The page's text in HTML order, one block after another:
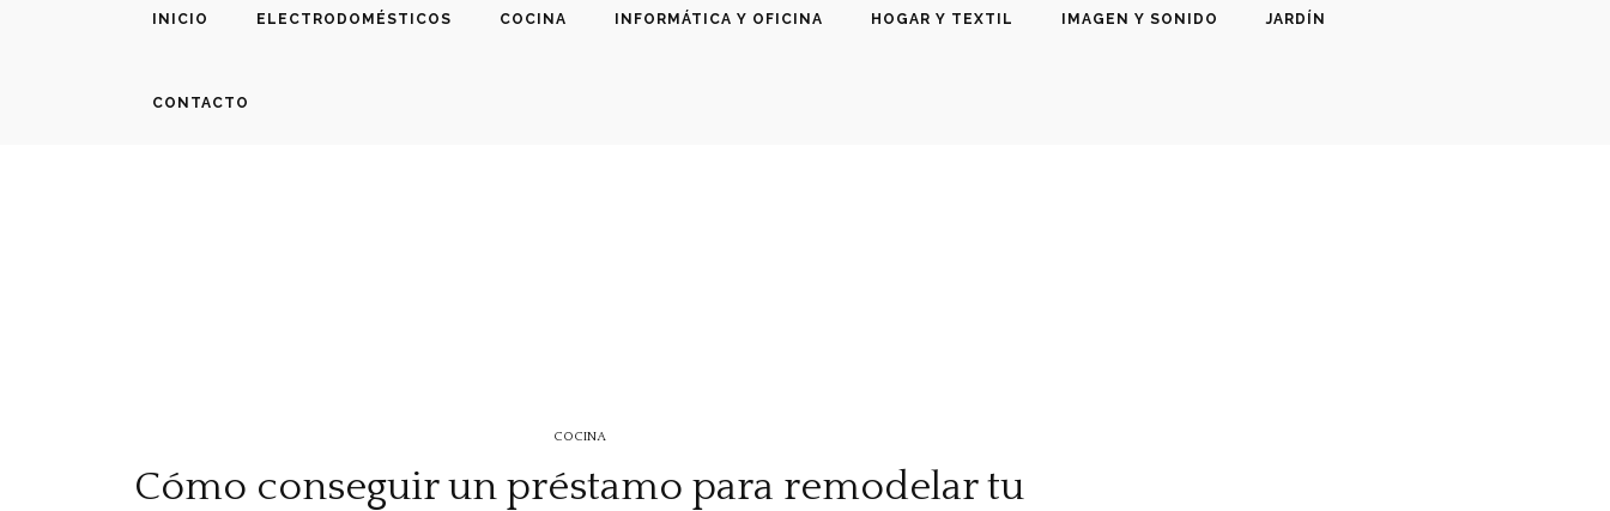
INICIO ELECTRODOMÉSTICOS COCINA INFORMÁTICA Y OFICINA HOGAR Y TEXTIL IMAGEN Y SONIDO JARDÍN
CONTACTO
COCINA
Cómo conseguir un préstamo para remodelar tu